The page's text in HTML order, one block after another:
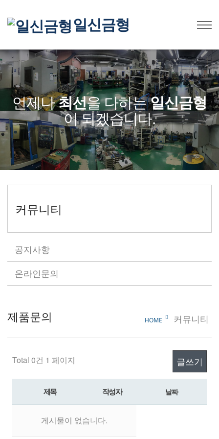
일신금형
언제나최선을 다하는일신금형
이 되겠습니다.
커뮤니티
공지사항
온라인문의
제품문의 HOME 커뮤니티
Total 0건 1 페이지 글쓰기
제목 작성자 날짜
게시물이 없습니다.